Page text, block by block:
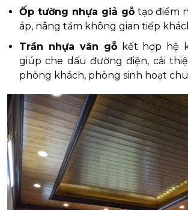
Ốp tường nhựa giả gỗtạo điểm
áp, nâng tầm không gian tiếp
Trần nhựa vân gỗkết hợp hệ
giúp che dấu đường điện, cải
phòng khách, phòng sinh hoạt